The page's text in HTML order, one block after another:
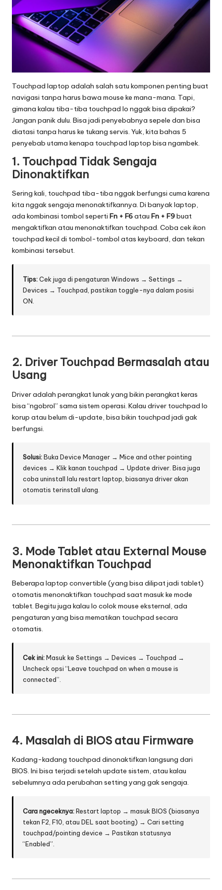
o
g
i
e
r
b
a
r
u
2
0
2
5
-
a
s
i
d
a
n
T
n
r
b
a
r
u
Touchpad laptop adalah salah satu komponen penting buat
navigasi tanpa harus bawa mouse ke mana-mana. Tapi,
gimana kalau tiba-tiba touchpad lo nggak bisa dipakai?
Jangan panik dulu. Bisa jadi penyebabnya sepele dan bisa
diatasi tanpa harus ke tukang servis. Yuk, kita bahas 5
penyebab utama kenapa touchpad laptop bisa ngambek.
1. Touchpad Tidak Sengaja
Dinonaktifkan
Sering kali, touchpad tiba-tiba nggak berfungsi cuma karena
kita nggak sengaja menonaktifkannya. Di banyak laptop,
ada kombinasi tombol seperti Fn + F6atau Fn + F9buat
mengaktifkan atau menonaktifkan touchpad. Coba cek ikon
touchpad kecil di tombol-tombol atas keyboard, dan tekan
kombinasi tersebut.
Tips:Cek juga di pengaturan Windows → Settings →
Devices → Touchpad, pastikan toggle-nya dalam posisi
ON.
2. Driver Touchpad Bermasalah atau
Usang
Driver adalah perangkat lunak yang bikin perangkat keras
bisa “ngobrol” sama sistem operasi. Kalau driver touchpad lo
korup atau belum di-update, bisa bikin touchpad jadi gak
berfungsi.
Solusi:Buka Device Manager → Mice and other pointing
devices → Klik kanan touchpad → Update driver. Bisa juga
coba uninstall lalu restart laptop, biasanya driver akan
otomatis terinstall ulang.
3. Mode Tablet atau External Mouse
Menonaktifkan Touchpad
Beberapa laptop convertible (yang bisa dilipat jadi tablet)
otomatis menonaktifkan touchpad saat masuk ke mode
tablet. Begitu juga kalau lo colok mouse eksternal, ada
pengaturan yang bisa mematikan touchpad secara
otomatis.
Cek ini:Masuk ke Settings → Devices → Touchpad →
Uncheck opsi “Leave touchpad on when a mouse is
connected”.
4. Masalah di BIOS atau Firmware
Kadang-kadang touchpad dinonaktifkan langsung dari
BIOS. Ini bisa terjadi setelah update sistem, atau kalau
sebelumnya ada perubahan setting yang gak sengaja.
Cara ngeceknya:Restart laptop → masuk BIOS (biasanya
tekan F2, F10, atau DEL saat booting) → Cari setting
touchpad/pointing device → Pastikan statusnya
“Enabled”.